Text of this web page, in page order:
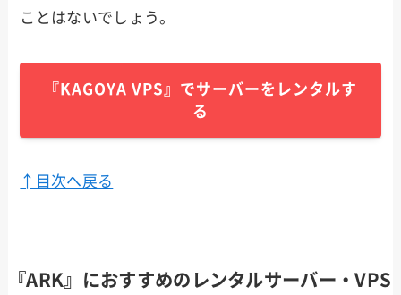
ことはないでしょう。
『KAGOYA VPS』でサーバーをレンタルす
る
↑目次へ戻る
『ARK』におすすめのレンタルサーバー・VPS